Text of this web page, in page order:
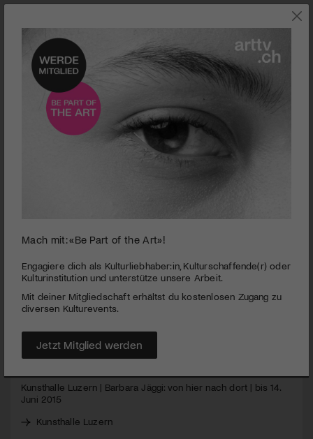
seconds
minutes,
seconds
Kunsthalle Luzern | Barbara Jäggi: von hier nach dort
PUBLIZIERT AM 26. MAI 2015
vielfältige, oft sehr filigrane Arbeit mit Metall, entstanden in
den letzten 25 Jahren. Eine einmalige Entdeckungsreise nicht
MEHR
Kunsthalle Luzern | Barbara Jäggi: von hier nach dort | bis 14.
Juni 2015
Kunsthalle Luzern
Mach mit: «Be Part of the Art»!
Engagiere dich als Kulturliebhaber:in, Kulturschaffende(r) oder
Kulturinstitution und unterstütze unsere Arbeit.
Mit deiner Mitgliedschaft erhältst du kostenlosen Zugang zu
diversen Kulturevents.
Jetzt Mitglied werden